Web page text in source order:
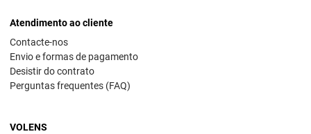
Atendimento ao cliente
Contacte-nos
Envio e formas de pagamento
Desistir do contrato
Perguntas frequentes (FAQ)
VOLENS